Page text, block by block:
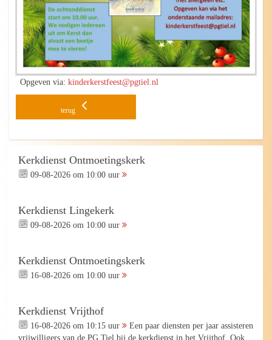
Opgeven via:kinderkerstfeest@pgtiel.nl
terug
Kerkdienst Ontmoetingskerk
09-08-2026 om 10:00 uur
Kerkdienst Lingekerk
09-08-2026 om 10:00 uur
Kerkdienst Ontmoetingskerk
16-08-2026 om 10:00 uur
Kerkdienst Vrijthof
16-08-2026 om 10:15 uur
Een paar diensten per jaar assisteren
vrijwilligers van de PG Tiel bij de kerkdienst in het Vrijthof. Ook